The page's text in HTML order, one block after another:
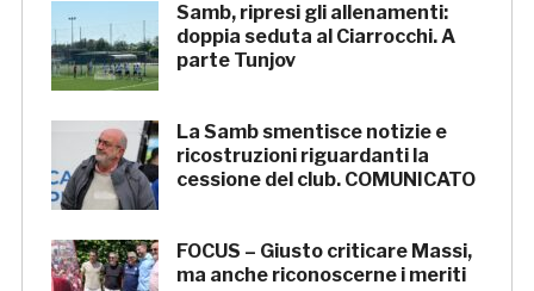
Samb, ripresi gli allenamenti:
doppia seduta al Ciarrocchi. A
parte Tunjov
La Samb smentisce notizie e
ricostruzioni riguardanti la
cessione del club. COMUNICATO
FOCUS – Giusto criticare Massi,
ma anche riconoscerne i meriti